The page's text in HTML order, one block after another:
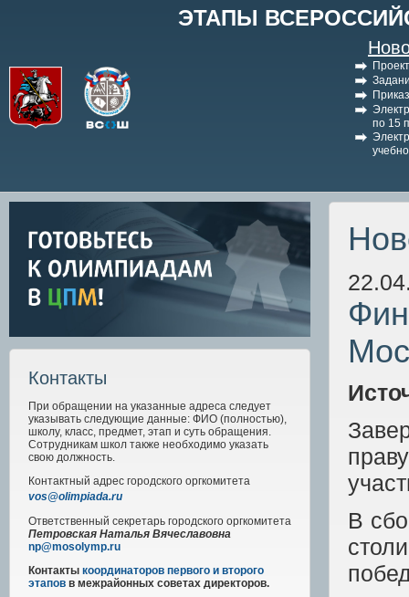
ЭТАПЫ
по 15
Контакты
При обращении на указанные адреса следует
указывать следующие данные: ФИО (полностью),
школу, класс, предмет, этап и суть обращения.
Сотрудникам школ также необходимо указать
свою должность.
Контактный адрес городского оргкомитета
vos@olimpiada.ru
Ответственный секретарь городского оргкомитета
Петровская Наталья Вячеславовна
np@mosolymp.ru
Контакты координаторов первого и второго
этапов в межрайонных советах директоров.
В